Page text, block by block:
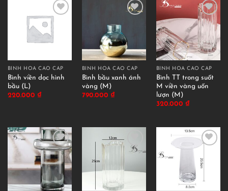
BÌNH HOA CAO CẤP
Bình viền dọc hình
bầu (L)
220.000 ₫
BÌNH HOA CAO CẤP
Bình bầu xanh ánh
vàng (M)
790.000 ₫
BÌNH HOA CAO CẤP
Bình TT trong suốt
M viền vàng uốn
lượn (M)
320.000 ₫